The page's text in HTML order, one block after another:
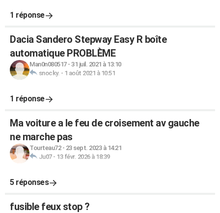
1 réponse
Dacia Sandero Stepway Easy R boîte
automatique PROBLÈME
Man0n080517- 31 juil. 2021 à 13:10
snocky. - 1 août 2021 à 10:51
1 réponse
Ma voiture a le feu de croisement av gauche
ne marche pas
Tourteau72- 23 sept. 2023 à 14:21
Ju07- 13 févr. 2026 à 18:39
5 réponses
fusible feux stop ?